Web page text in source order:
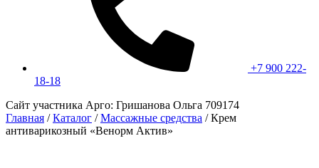
+7 900 222-
18-18
Сайт участника Арго: Гришанова Ольга 709174
Главная / Каталог / Массажные средства / Крем
антиварикозный «Венорм Актив»